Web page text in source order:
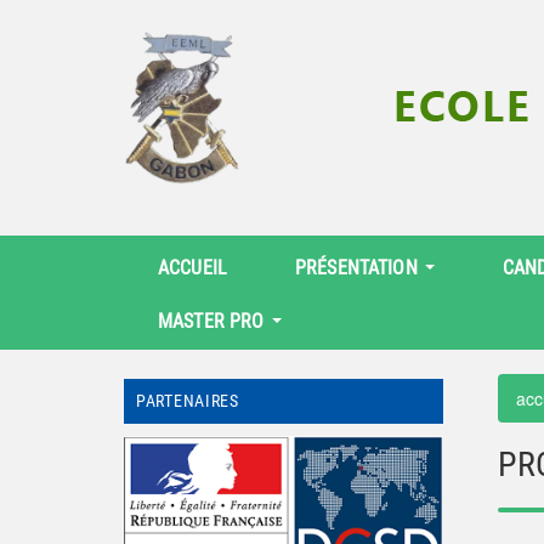
ACCUEIL PRÉSENTATION
MASTER PRO
PARTENAIRES